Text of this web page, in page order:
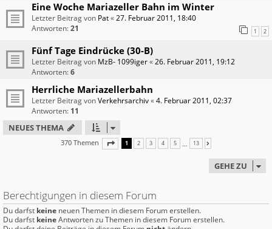
Eine Woche Mariazeller Bahn im Winter
Letzter Beitrag von Pat«27. Februar 2011, 18:40
Antworten:21 1 2
Fünf Tage Eindrücke (30-B)
Letzter Beitrag von MzB- 1099iger«26. Februar 2011, 19:12
Antworten:6
Herrliche Mariazellerbahn
Letzter Beitrag vonVerkehrsarchiv«4. Februar 2011, 02:37
Antworten: 11
NEUES THEMA
370 Themen SEITE VON 13
1 2 3 4 5 … 13
GEHE ZU
Berechtigungen in diesem Forum
Du darfst keine neuen Themen in diesem Forum erstellen.
Du darfst keineAntworten zu Themen in diesem Forum erstellen.